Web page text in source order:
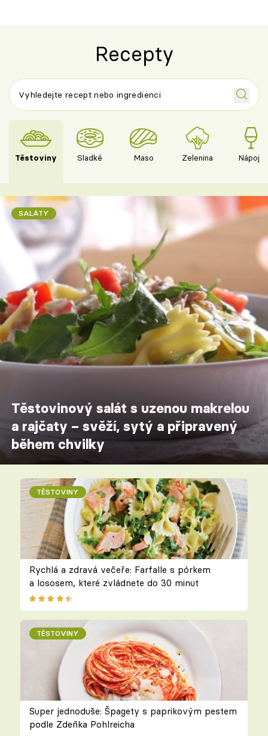
Recepty
Těstoviny Sladké Maso Zelenina Nápoje
SALÁTY
Těstovinový salát s uzenou makrelou
a rajčaty – svěží, sytý a připravený
během chvilky
TĚSTOVINY
Rychlá a zdravá večeře: Farfalle s pórkem
a lososem, které zvládnete do 30 minut
TĚSTOVINY
Super jednoduše: Špagety s paprikovým pestem
podle Zdeňka Pohlreicha